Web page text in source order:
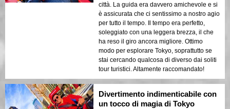
città. La guida era davvero amichevole e si
è assicurata che ci sentissimo a nostro agio
per tutto il tempo. Il tempo era perfetto,
soleggiato con una leggera brezza, il che
ha reso il giro ancora migliore. Ottimo
modo per esplorare Tokyo, soprattutto se
stai cercando qualcosa di diverso dai soliti
tour turistici. Altamente raccomandato!
Divertimento indimenticabile con
un tocco di magia di Tokyo